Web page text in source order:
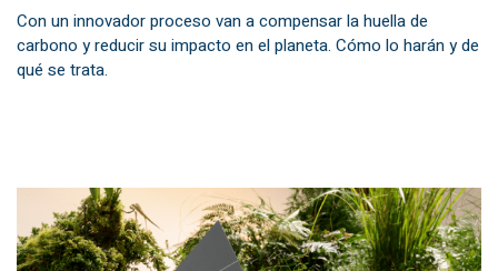
Con un innovador proceso van a compensar la huella de
carbono y reducir su impacto en el planeta. Cómo lo harán y de
qué se trata.